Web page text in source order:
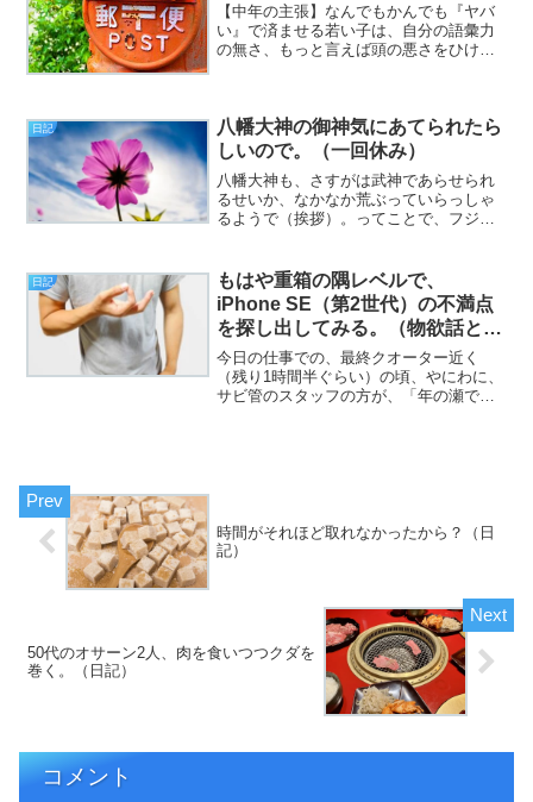
【中年の主張】なんでもかんでも『ヤバ
い』で済ませる若い子は、自分の語彙力
の無さ、もっと言えば頭の悪さをひけら
と、いうわけで、フジカワ...
日記
八幡大神の御神気にあてられたら
しいので。（一回休み）
八幡大神も、さすがは武神であらせられ
るせいか、なかなか荒ぶっていらっしゃ
るようで（挨拶）。ってことで、フジカ
ですが。途中の行程的には、8月31日の橿
原神宮と福島聖天了徳...
日記
もはや重箱の隅レベルで、
iPhone SE（第2世代）の不満点
を探し出してみる。（物欲話と日
記）
今日の仕事での、最終クオーター近く
（残り1時間半ぐらい）の頃、やにわに、
サビ管のスタッフの方が、「年の瀬です
時間がそれほど取れなかったから？（日
記）
50代のオサーン2人、肉を食いつつクダを
巻く。（日記）
コメント